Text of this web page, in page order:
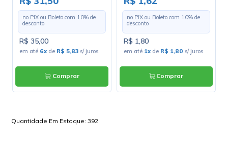
no PIX ou Boleto com 10% de
desconto
R$ 35,00
em até 6xde R$ 5,83 s/ juros
Comprar
no PIX ou Boleto com 10% de
desconto
R$ 1,80
em até 1xde R$ 1,80 s/ juros
Comprar
Quantidade Em Estoque:392